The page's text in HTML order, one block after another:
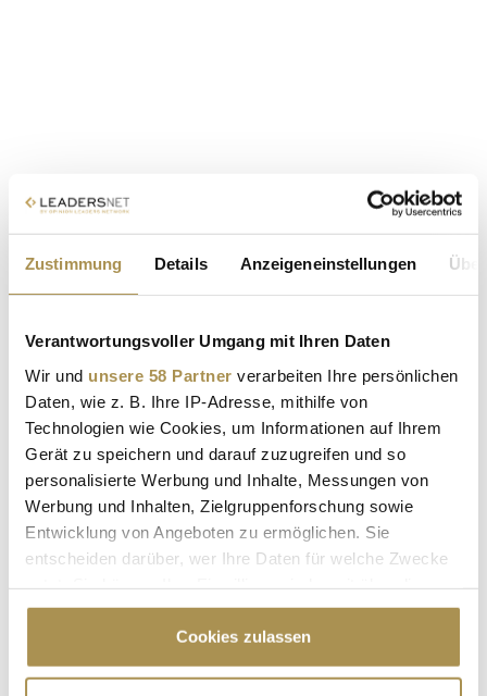
Zustimmung Details Anzeigeneinstellungen
Verantwortungsvoller Umgang mit Ihren Daten
Wir und unsere 58 Partner verarbeiten Ihre persönlichen
Daten, wie z. B. Ihre IP-Adresse, mithilfe von
Technologien wie Cookies, um Informationen auf Ihrem
Gerät zu speichern und darauf zuzugreifen und so
personalisierte Werbung und Inhalte, Messungen von
Werbung und Inhalten, Zielgruppenforschung sowie
Entwicklung von Angeboten zu ermöglichen. Sie
entscheiden darüber, wer Ihre Daten für welche Zwecke
Cookie-Erklärung oder durch Klicken auf das Privacy
Trigger Symbol ändern oder widerrufen
Cookies zulassen